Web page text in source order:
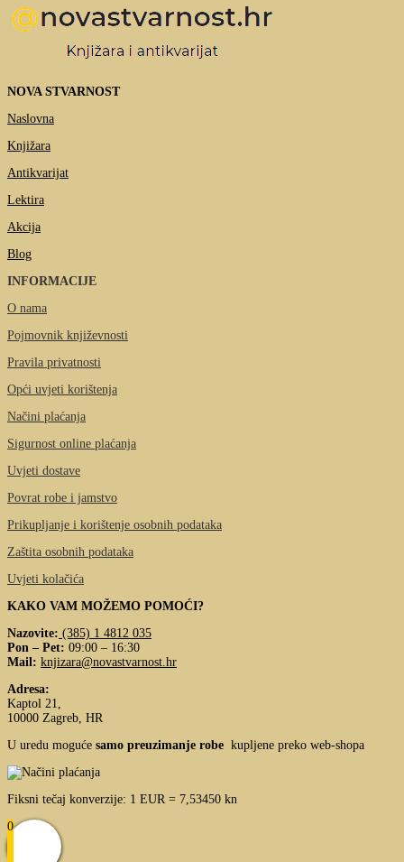
NOVA STVARNOST
Naslovna
Knjižara
Antikvarijat
Lektira
Akcija
Blog
INFORMACIJE
O nama
Pojmovnik književnosti
Pravila privatnosti
Opći uvjeti korištenja
Načini plaćanja
Sigurnost online plaćanja
Uvjeti dostave
Povrat robe i jamstvo
Prikupljanje i korištenje osobnih podataka
Zaštita osobnih podataka
Uvjeti kolačića
KAKO VAM MOŽEMO POMOĆI?
Nazovite: (385) 1 4812 035
Pon – Pet: 09:00 – 16:30
Mail: knjizara@novastvarnost.hr
Adresa:
Kaptol 21,
10000 Zagreb, HR
U uredu moguće samo preuzimanje robe kupljene preko web-shopa
Fiksni tečaj konverzije: 1 EUR = 7,53450 kn
0